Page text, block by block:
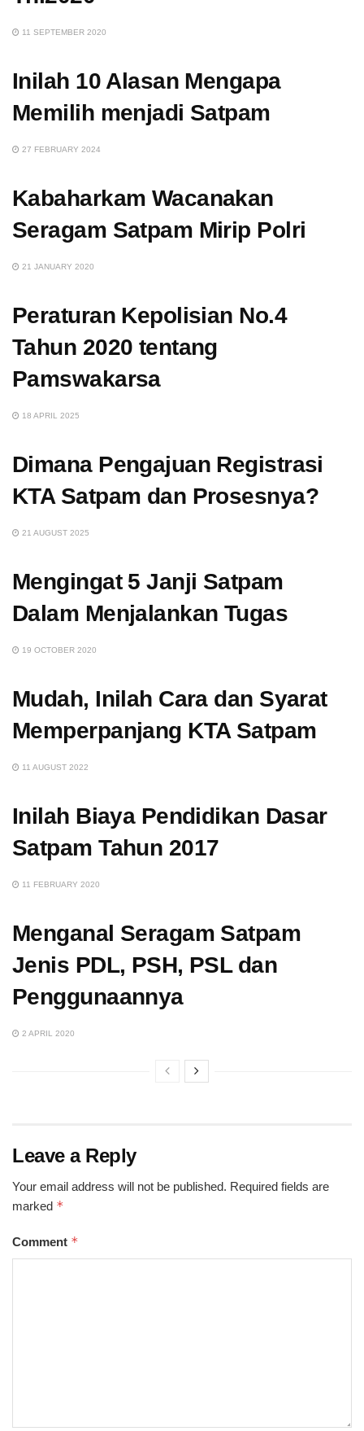
11 SEPTEMBER 2020
Inilah 10 Alasan Mengapa
Memilih menjadi Satpam
27 FEBRUARY 2024
Kabaharkam Wacanakan
Seragam Satpam Mirip Polri
21 JANUARY 2020
Peraturan Kepolisian No.4
Tahun 2020 tentang
Pamswakarsa
18 APRIL 2025
Dimana Pengajuan Registrasi
KTA Satpam dan Prosesnya?
21 AUGUST 2025
Mengingat 5 Janji Satpam
Dalam Menjalankan Tugas
19 OCTOBER 2020
Mudah, Inilah Cara dan Syarat
Memperpanjang KTA Satpam
11 AUGUST 2022
Inilah Biaya Pendidikan Dasar
Satpam Tahun 2017
11 FEBRUARY 2020
Menganal Seragam Satpam
Jenis PDL, PSH, PSL dan
Penggunaannya
2 APRIL 2020
Leave a Reply
Your email address will not be published. Required fields are
marked *
Comment *